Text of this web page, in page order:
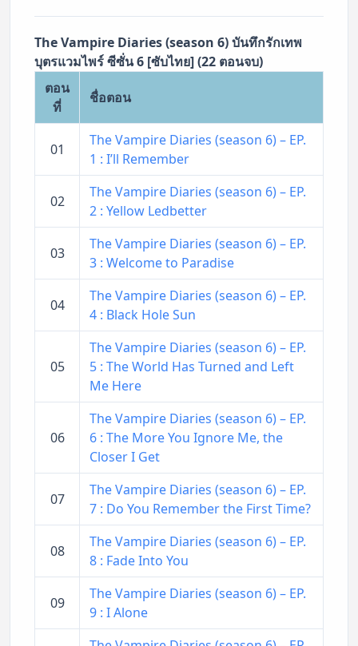
The Vampire Diaries (season 6) บันทึกรักเทพ
บุตรแวมไพร์ ซีซั่น 6 [ซับไทย] (22 ตอนจบ)
ตอน
ที่
ชื่อตอน
01
The Vampire Diaries (season 6) – EP.
1 : I’ll Remember
02
The Vampire Diaries (season 6) – EP.
2 : Yellow Ledbetter
03
The Vampire Diaries (season 6) – EP.
3 : Welcome to Paradise
04
The Vampire Diaries (season 6) – EP.
4 : Black Hole Sun
05
The Vampire Diaries (season 6) – EP.
5 : The World Has Turned and Left
Me Here
06
The Vampire Diaries (season 6) – EP.
6 : The More You Ignore Me, the
Closer I Get
07
The Vampire Diaries (season 6) – EP.
7 : Do You Remember the First Time?
08
The Vampire Diaries (season 6) – EP.
8 : Fade Into You
09
The Vampire Diaries (season 6) – EP.
9 : I Alone